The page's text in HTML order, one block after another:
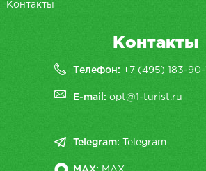
Контакты
Контакты
Телефон: +7 (495) 183-90-
E-mail:opt@1-turist.ru
Telegram: Telegram